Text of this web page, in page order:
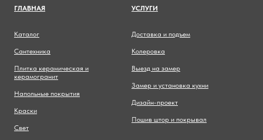
ГЛАВНАЯ
Каталог
Сантехника
Плитка керамическая и
керамогранит
Напольные покрытия
Краски
Свет
УСЛУГИ
Доставка и подъем
Колеровка
Выезд на замер
Замер и установка кухни
Дизайн-проект
Пошив штор и покрывал